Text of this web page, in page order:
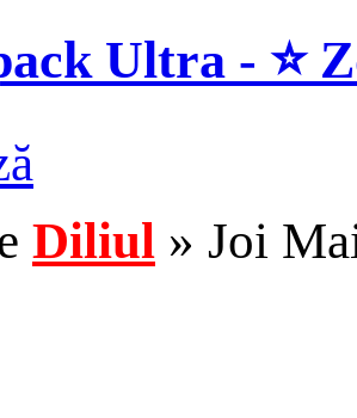
Ultra - ⭐️
Diliul » Joi